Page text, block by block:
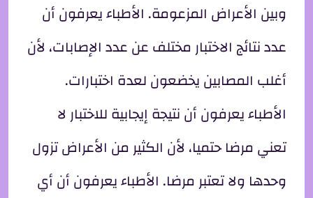
وبين الأعراض المزعومة. الأطباء يعرفون أن
عدد نتائج الاختبار مختلف عن عدد الإصابات، لأن
أغلب المصابين يخضعون لعدة اختبارات.
الأطباء يعرفون أن نتيجة إيجابية للاختبار لا
تعني مرضا حتميا، لأن الكثير من الأعراض تزول
وحدها ولا تعتبر مرضا. الأطباء يعرفون أن أي